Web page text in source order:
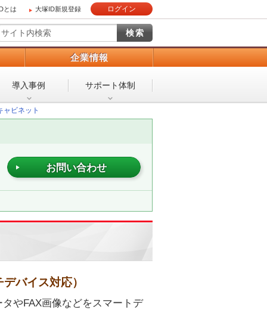
とは 大塚ID新規登録 ログイン
企業情報
導入事例 サポート体制
ャビネット
お問い合わせ
バイス対応）
やFAX画像などをスマートデ